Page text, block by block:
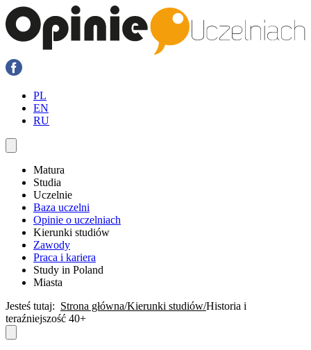
PL
EN
RU
Matura
Studia
Uczelnie
Baza uczelni
Opinie o uczelniach
Kierunki studiów
Zawody
Praca i kariera
Study in Poland
Miasta
Jesteś tutaj: Strona główna Kierunki studiów Historia i
teraźniejszość 40+